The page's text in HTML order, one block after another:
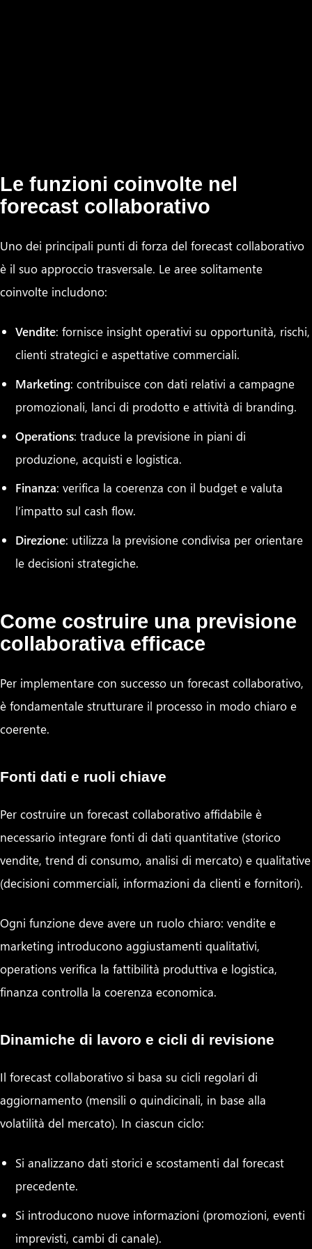
Le funzioni coinvolte nel
forecast collaborativo
Uno dei principali punti di forza del forecast collaborativo
è il suo approccio trasversale. Le aree solitamente
coinvolte includono:
Vendite: fornisce insight operativi su opportunità, rischi,
clienti strategici e aspettative commerciali.
Marketing: contribuisce con dati relativi a campagne
promozionali, lanci di prodotto e attività di branding.
Operations: traduce la previsione in piani di
produzione, acquisti e logistica.
Finanza: verifica la coerenza con il budget e valuta
l’impatto sul cash flow.
Direzione: utilizza la previsione condivisa per orientare
le decisioni strategiche.
Come costruire una previsione
collaborativa efficace
Per implementare con successo un forecast collaborativo,
è fondamentale strutturare il processo in modo chiaro e
coerente.
Fonti dati e ruoli chiave
Per costruire un forecast collaborativo affidabile è
necessario integrare fonti di dati quantitative (storico
vendite, trend di consumo, analisi di mercato) e qualitative
(decisioni commerciali, informazioni da clienti e fornitori).
Ogni funzione deve avere un ruolo chiaro: vendite e
marketing introducono aggiustamenti qualitativi,
operations verifica la fattibilità produttiva e logistica,
finanza controlla la coerenza economica.
Dinamiche di lavoro e cicli di revisione
Il forecast collaborativo si basa su cicli regolari di
aggiornamento (mensili o quindicinali, in base alla
volatilità del mercato). In ciascun ciclo:
Si analizzano dati storici e scostamenti dal forecast
precedente.
Si introducono nuove informazioni (promozioni, eventi
imprevisti, cambi di canale).